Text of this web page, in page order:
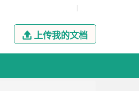
|
 上传我的文档